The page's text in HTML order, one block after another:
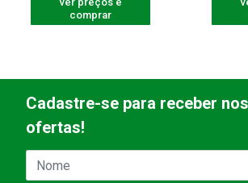
comprar
Cadastre-se para receber
ofertas!